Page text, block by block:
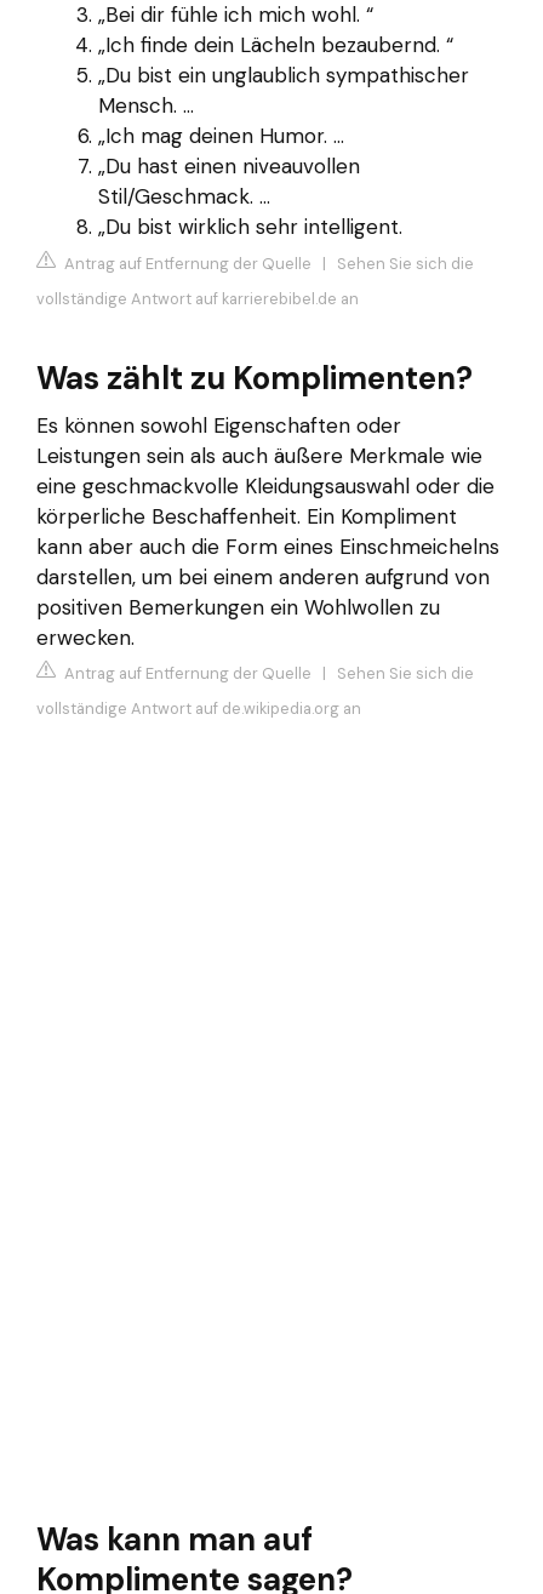
„Bei dir fühle ich mich wohl. “
„Ich finde dein Lächeln bezaubernd. “
„Du bist ein unglaublich sympathischer
Mensch. ...
„Ich mag deinen Humor. ...
„Du hast einen niveauvollen
Stil/Geschmack. ...
„Du bist wirklich sehr intelligent.
Antrag auf Entfernung der Quelle | Sehen Sie sich die
vollständige Antwort auf karrierebibel.de an
Was zählt zu Komplimenten?
Es können sowohl Eigenschaften oder
Leistungen sein als auch äußere Merkmale wie
eine geschmackvolle Kleidungsauswahl oder die
körperliche Beschaffenheit. Ein Kompliment
kann aber auch die Form eines Einschmeichelns
darstellen, um bei einem anderen aufgrund von
positiven Bemerkungen ein Wohlwollen zu
erwecken.
Antrag auf Entfernung der Quelle | Sehen Sie sich die
vollständige Antwort auf de.wikipedia.org an
Was kann man auf
Komplimente sagen?